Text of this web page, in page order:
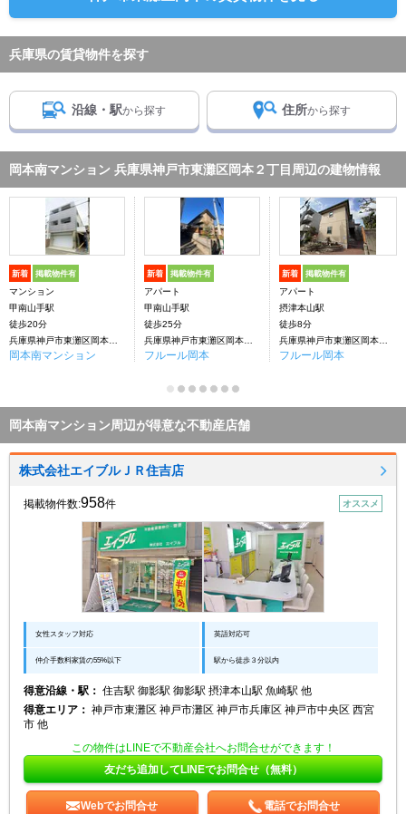
兵庫県の賃貸物件を探す
沿線・駅から探す 住所から探す
岡本南マンション 兵庫県神戸市東灘区岡本２丁目周辺の建物情報
新着 掲載物件有
マンション
甲南山手駅
徒歩20分
岡本南マンション
新着 掲載物件有
アパート
甲南山手駅
徒歩25分
フルール岡本
新着 掲載物件有
アパート
摂津本山駅
徒歩8分
フルール岡本
岡本南マンション周辺が得意な不動産店舗
株式会社エイブルＪＲ住吉店
掲載物件数:958件 オススメ
女性スタッフ対応 英語対応可
仲介手数料家賃の55%以下 駅から徒歩３分以内
得意沿線・駅： 住吉駅 御影駅 御影駅 摂津本山駅 魚崎駅 他
得意エリア： 神戸市東灘区 神戸市灘区 神戸市兵庫区 神戸市中央区 西宮
市 他
この物件はLINEで不動産会社へお問合せができます！
友だち追加してLINEでお問合せ（無料）
Webでお問合せ 電話でお問合せ